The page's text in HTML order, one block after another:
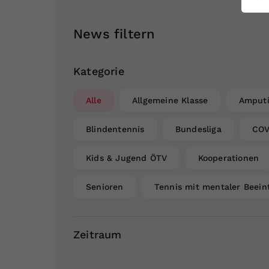
News filtern
Kategorie
Alle Allgemeine Klasse
Blindentennis Bundesliga
Kids & Jugend ÖTV Kooperationen
Senioren Tennis mit mentaler
Zeitraum